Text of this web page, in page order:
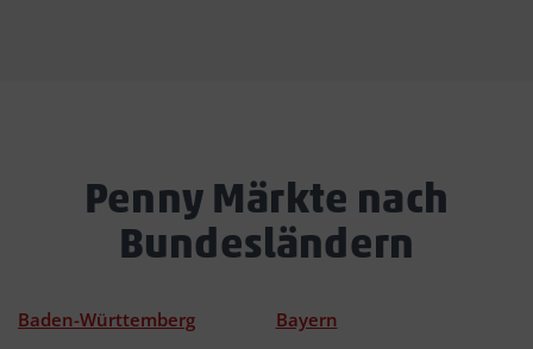
Penny Märkte nach
Bundesländern
Baden-Württemberg
Bayern